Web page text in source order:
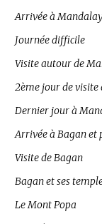
Arrivée à
Journée difficile
Visite autour de
2ème jour de
Dernier jour à
Arrivée à Bagan et
Visite de Bagan
Bagan et ses
Le Mont Popa